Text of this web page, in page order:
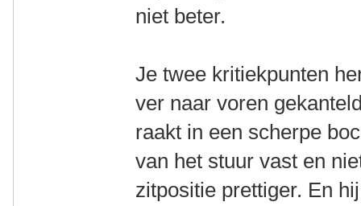
niet beter.
Je twee kritiekpunten
ver naar voren
raakt in een scherpe
van het stuur vast en
zitpositie prettiger. En